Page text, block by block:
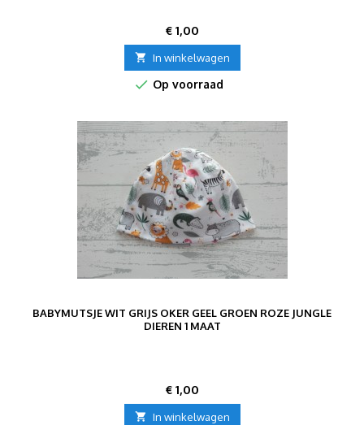
Prijs
€ 1,00
 In winkelwagen
 Op voorraad
BABYMUTSJE WIT GRIJS OKER GEEL GROEN ROZE JUNGLE
DIEREN 1 MAAT
Prijs
€ 1,00
 In winkelwagen